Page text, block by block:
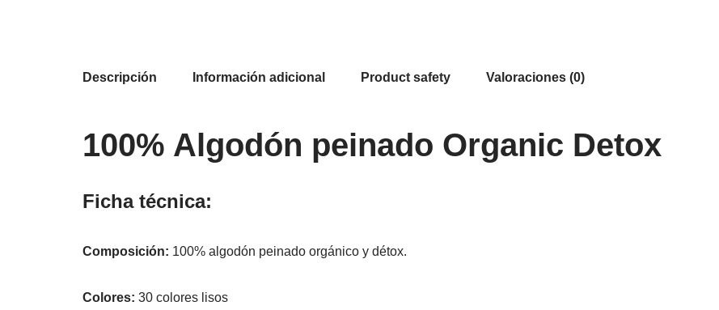
Descripción Información adicional Product safety Valoraciones (0)
100% Algodón peinado Organic Detox
Ficha técnica:
Composición: 100% algodón peinado orgánico y détox.
Colores: 30 colores lisos